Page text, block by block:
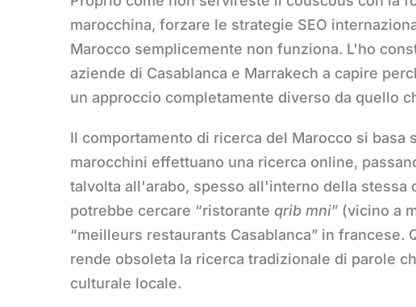
marocchina, forzare le strategie SEO
Marocco semplicemente non funziona. L'ho
aziende di Casablanca e Marrakech a capire
un approccio completamente diverso da quello
Il comportamento di ricerca del Marocco si basa
marocchini effettuano una ricerca online,
talvolta all'arabo, spesso all'interno della stessa
potrebbe cercare “ristorante qrib mni” (vicino a
“meilleurs restaurants Casablanca” in
rende obsoleta la ricerca tradizionale di parole
culturale locale.